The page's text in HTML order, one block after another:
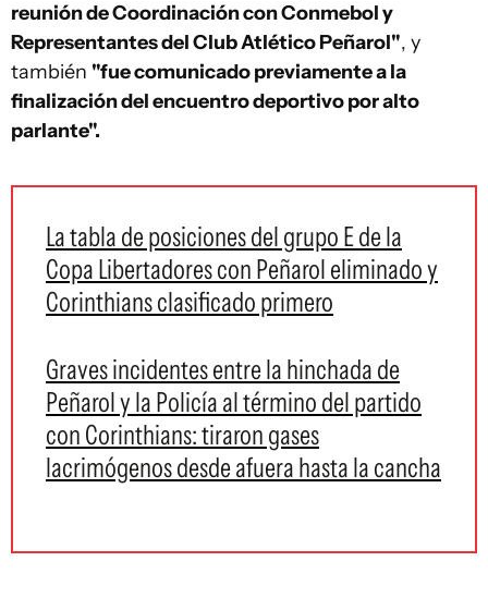
reunión de Coordinación con Conmebol y
Representantes del Club Atlético Peñarol", y
también "fue comunicado previamente a la
finalización del encuentro deportivo por alto
parlante".
La tabla de posiciones del grupo E de la
Copa Libertadores con Peñarol eliminado y
Corinthians clasificado primero
Graves incidentes entre la hinchada de
Peñarol y la Policía al término del partido
con Corinthians: tiraron gases
lacrimógenos desde afuera hasta la cancha